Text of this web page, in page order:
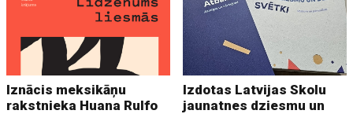
Iznācis meksikāņu
rakstnieka Huana Rulfo
Izdotas Latvijas Skolu
jaunatnes dziesmu un